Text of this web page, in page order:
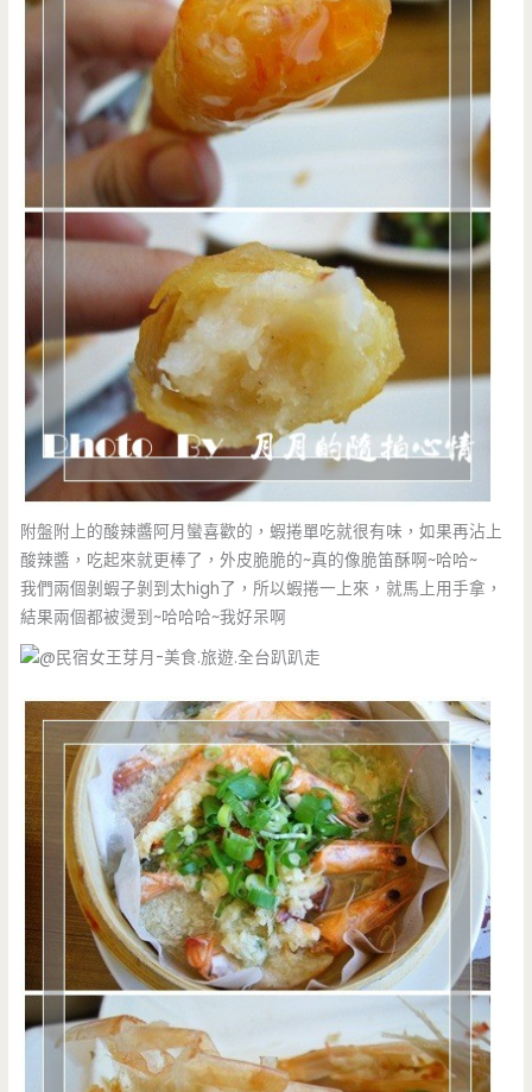
附盤附上的酸辣醬阿月蠻喜歡的，蝦捲單吃就很有味，如果再沾上
酸辣醬，吃起來就更棒了，外皮脆脆的~真的像脆笛酥啊~哈哈~
我們兩個剝蝦子剝到太high了，所以蝦捲一上來，就馬上用手拿，
結果兩個都被燙到~哈哈哈~我好呆啊